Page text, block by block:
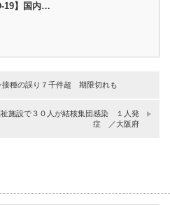
19】国内…
接種の誤り７千件超 期限切れも
施設で３０人が結核集団感染 １人発
症 ／大阪府